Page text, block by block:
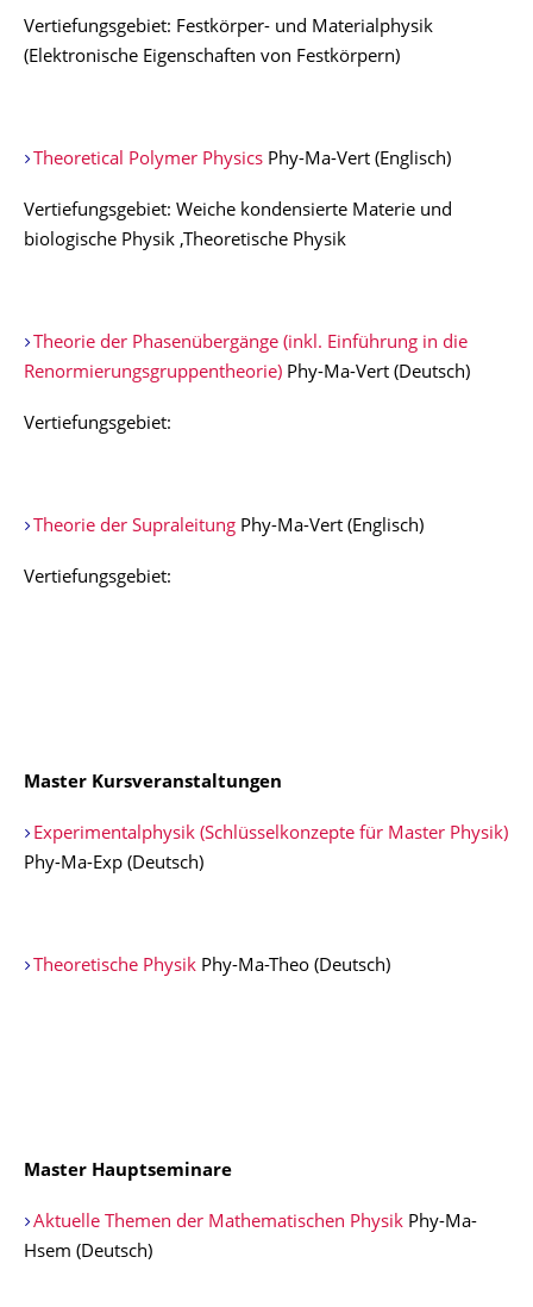
Vertiefungsgebiet: Festkörper- und Materialphysik
(Elektronische Eigenschaften von Festkörpern)
Theoretical Polymer Physics Phy-Ma-Vert (Englisch)
Vertiefungsgebiet: Weiche kondensierte Materie und
biologische Physik ,Theoretische Physik
Theorie der Phasenübergänge (inkl. Einführung in die
Renormierungsgruppentheorie) Phy-Ma-Vert (Deutsch)
Vertiefungsgebiet:
Theorie der Supraleitung Phy-Ma-Vert (Englisch)
Vertiefungsgebiet:
Master Kursveranstaltungen
Experimentalphysik (Schlüsselkonzepte für Master Physik)
Phy-Ma-Exp (Deutsch)
Theoretische Physik Phy-Ma-Theo (Deutsch)
Master Hauptseminare
Aktuelle Themen der Mathematischen Physik Phy-Ma-
Hsem (Deutsch)